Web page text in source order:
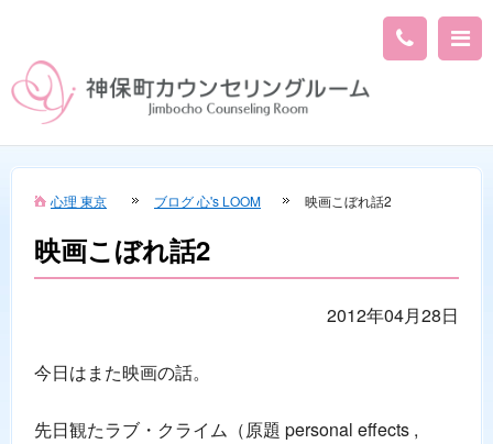
心理 東京 ブログ 心's LOOM 映画こぼれ話2
映画こぼれ話2
2012年04月28日
今日はまた映画の話。
先日観たラブ・クライム（原題 personal effects ,